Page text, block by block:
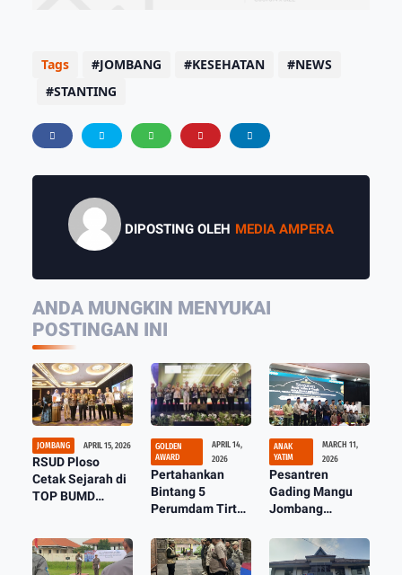
Tags JOMBANG KESEHATAN
NEWS
STANTING
DIPOSTING OLEH MEDIA AMPERA
ANDA MUNGKIN MENYUKAI
POSTINGAN INI
JOMBANG APRIL 15, 2026
RSUD Ploso
Cetak Sejarah di
TOP BUMD
Bintang Empat
GOLDEN
AWARD
APRIL 14,
2026
Pertahankan
Bintang 5
Perumdam Tirta
Jombang Raih
Golden Award
ANAK
YATIM
MARCH 11,
2026
Pesantren
Gading Mangu
Jombang
Bantuan Anak
Yatim dan Duafa